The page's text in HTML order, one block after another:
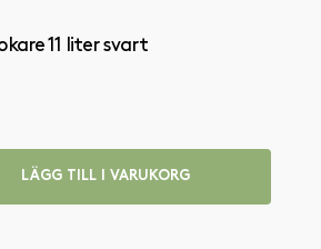
11 liter svart
LÄGG TILL I VARUKORG